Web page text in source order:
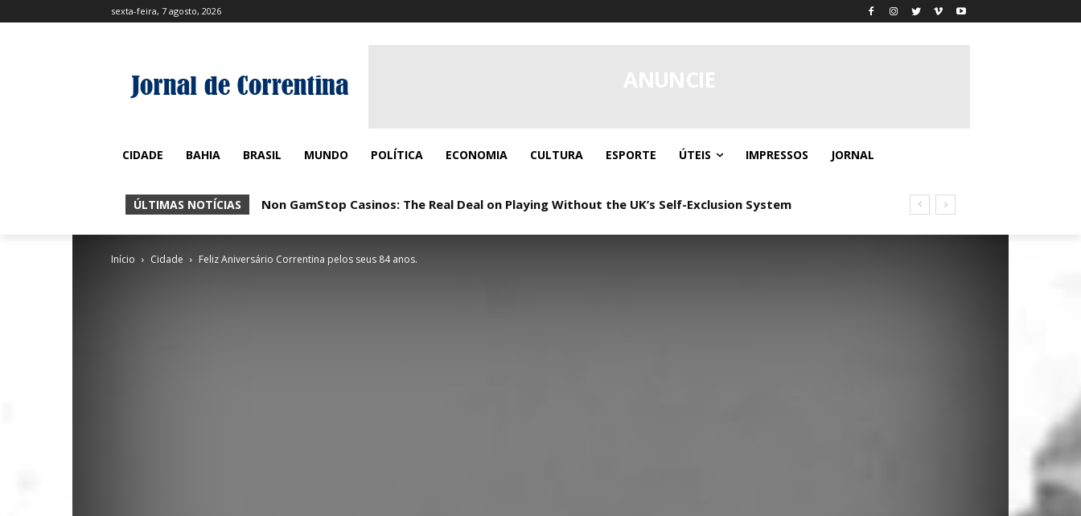
sexta-feira, 7 agosto, 2026
CIDADE BAHIA BRASIL MUNDO POLÍTICA ECONOMIA CULTURA ESPORTE ÚTEIS IMPRESSOS JORNAL
ÚLTIMAS NOTÍCIAS Non GamStop Casinos: The Real Deal on Playing Without the UK’s Self-Exclusion System
No KYC Casinos: Real Play, Zero Paperwork
Início Cidade Feliz Aniversário Correntina pelos seus 84 anos.